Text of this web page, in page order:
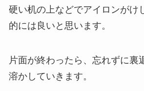
硬い机の上などでアイロンがけ
的には良いと思います。
片面が終わったら、忘れずに裏
溶かしていきます。